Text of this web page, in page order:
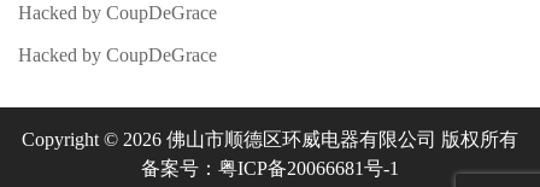
Hacked by CoupDeGrace
Hacked by CoupDeGrace
Copyright © 2026 佛山市顺德区环威电器有限公司 版权所有
备案号：粤ICP备20066681号-1